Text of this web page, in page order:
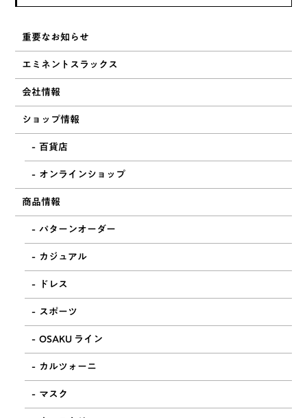
重要なお知らせ
エミネントスラックス
会社情報
ショップ情報
百貨店
オンラインショップ
商品情報
パターンオーダー
カジュアル
ドレス
スポーツ
OSAKU ライン
カルツォーニ
マスク